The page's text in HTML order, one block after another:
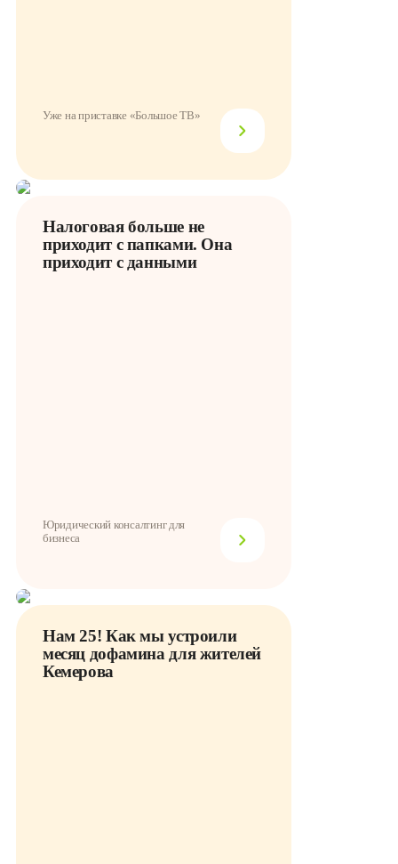
Уже на приставке «Большое ТВ»
Налоговая больше не
приходит с папками. Она
приходит с данными
Юридический консалтинг для
бизнеса
Нам 25! Как мы устроили
месяц дофамина для жителей
Кемерова